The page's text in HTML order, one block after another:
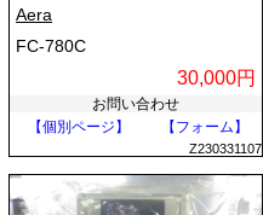
Aera
FC-780C
30,000円
お問い合わせ
【個別ページ】
【フォーム】
Z230331107